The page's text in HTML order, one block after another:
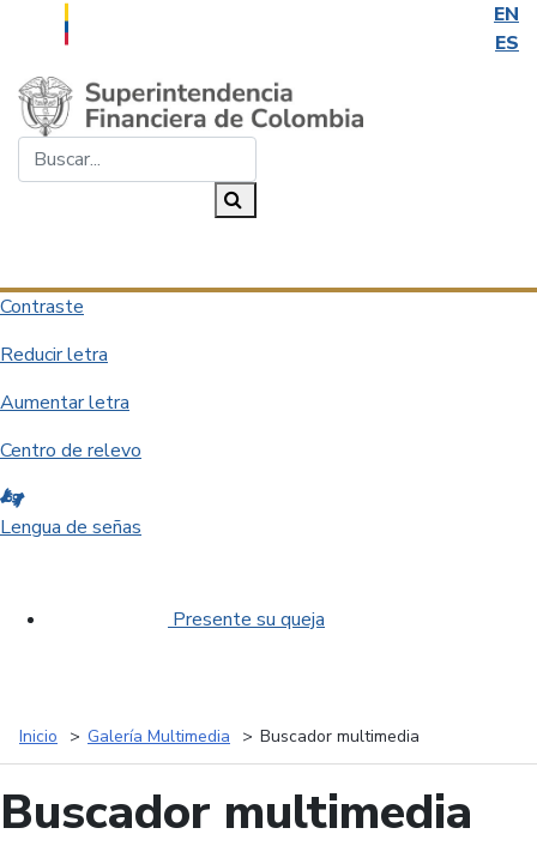
EN
ES
Saltar al contenido principal
Contraste
Reducir letra
Aumentar letra
Centro de relevo
Lengua de señas
Presente su queja
Inicio Galería Multimedia Buscador multimedia
Buscador multimedia